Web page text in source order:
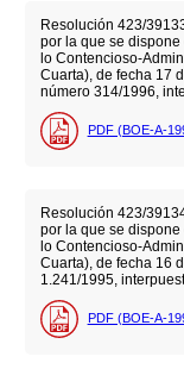
Resolución 423/
por la que se
lo Contencioso-
Cuarta), de fecha 17
número 314/1996,
PDF (BOE-A-
Resolución 423/
por la que se
lo Contencioso-
Cuarta), de fecha 16
1.241/1995,
PDF (BOE-A-